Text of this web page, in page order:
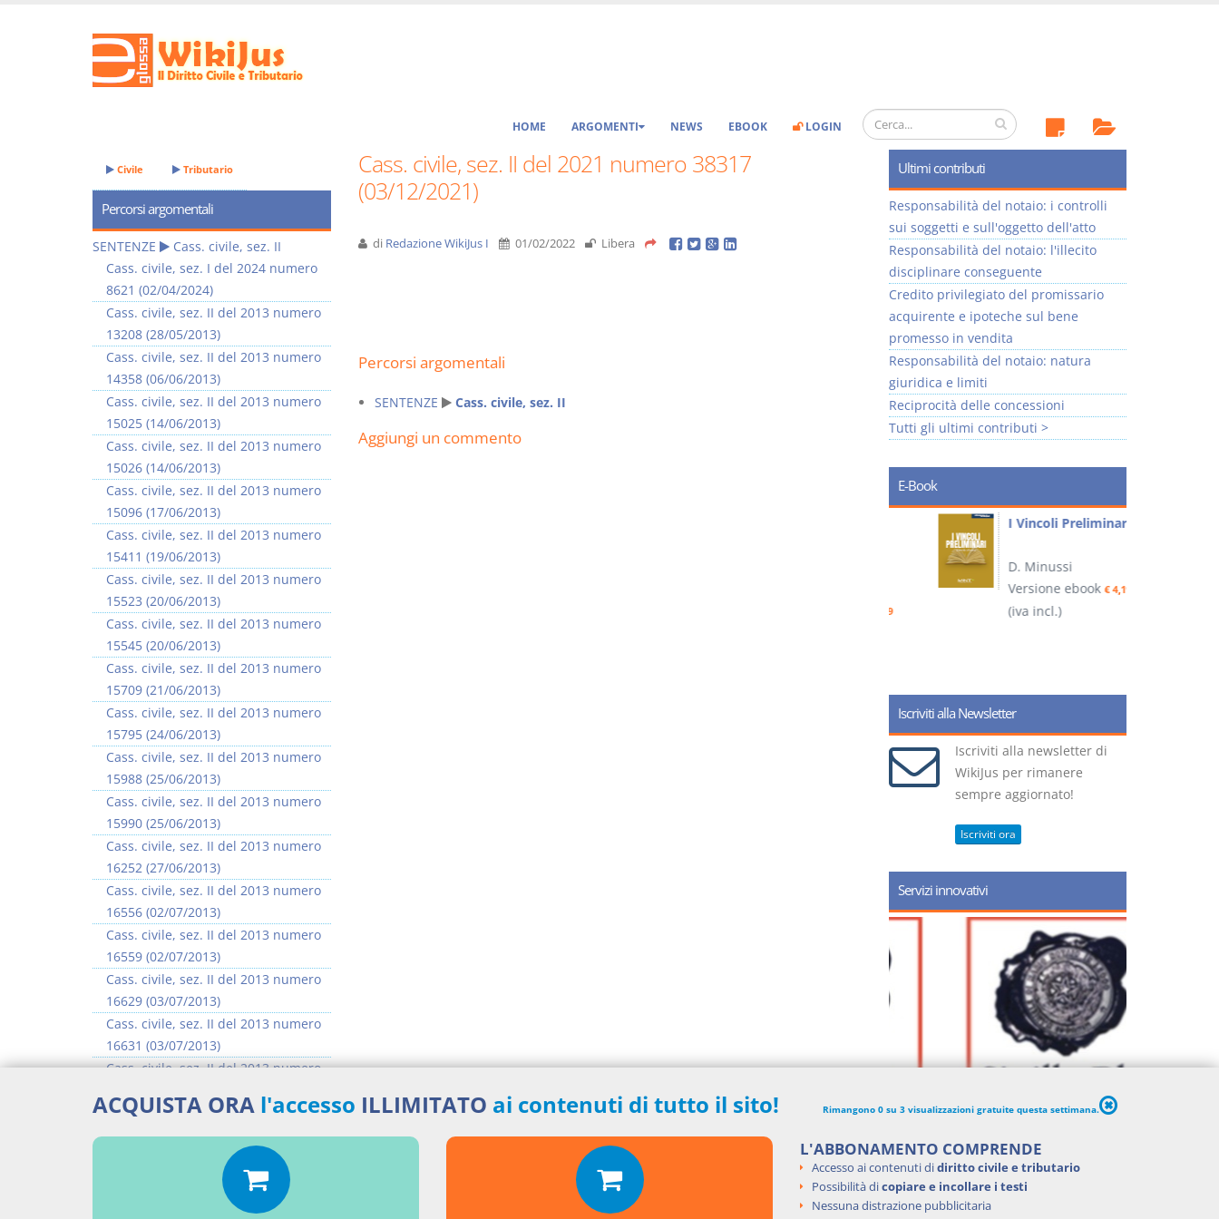
HOME ARGOMENTI NEWS EBOOK LOGIN
Cass. civile, sez. II del 2021 numero 38317
(03/12/2021)
di Redazione WikiJus I 01/02/2022 Libera
Percorsi argomentali
SENTENZE Cass. civile, sez. II
Aggiungi un commento
Civile Tributario
Percorsi argomentali
SENTENZE
Cass. civile, sez. II
Cass. civile, sez. I del 2024 numero
8621 (02/04/2024)
Cass. civile, sez. II del 2013 numero
13208 (28/05/2013)
Cass. civile, sez. II del 2013 numero
14358 (06/06/2013)
Cass. civile, sez. II del 2013 numero
15025 (14/06/2013)
Cass. civile, sez. II del 2013 numero
15026 (14/06/2013)
Cass. civile, sez. II del 2013 numero
15096 (17/06/2013)
Cass. civile, sez. II del 2013 numero
15411 (19/06/2013)
Cass. civile, sez. II del 2013 numero
15523 (20/06/2013)
Cass. civile, sez. II del 2013 numero
15545 (20/06/2013)
Cass. civile, sez. II del 2013 numero
15709 (21/06/2013)
Cass. civile, sez. II del 2013 numero
15795 (24/06/2013)
Cass. civile, sez. II del 2013 numero
15988 (25/06/2013)
Cass. civile, sez. II del 2013 numero
15990 (25/06/2013)
Cass. civile, sez. II del 2013 numero
16252 (27/06/2013)
Cass. civile, sez. II del 2013 numero
16556 (02/07/2013)
Cass. civile, sez. II del 2013 numero
16559 (02/07/2013)
Cass. civile, sez. II del 2013 numero
16629 (03/07/2013)
Cass. civile, sez. II del 2013 numero
16631 (03/07/2013)
Cass. civile, sez. II del 2013 numero
Cass. civile, sez. II del 2013 numero
16637 (03/07/2013)
>> Vai all'argomento completo
Ultimi contributi
Responsabilità del notaio: i controlli
sui soggetti e sull'oggetto dell'atto
Responsabilità del notaio: l'illecito
disciplinare conseguente
Credito privilegiato del promissario
acquirente e ipoteche sul bene
promesso in vendita
Responsabilità del notaio: natura
giuridica e limiti
Reciprocità delle concessioni
Tutti gli ultimi contributi >
E-Book
relazione giuridica
Versione ebook
I Singoli Contratti
D. Minussi
Versione ebook
(iva incl.)
I Vincoli Preliminari
D. Minussi
Versione ebook€ 4,19
(iva incl.)
Iscriviti alla Newsletter
Iscriviti alla newsletter di
WikiJus per rimanere
sempre aggiornato!
Iscriviti ora
Servizi innovativi
ACQUISTA ORA l'accesso ILLIMITATO ai contenuti di tutto il sito! Rimangono 0 su 3 visualizzazioni gratuite questa settimana.
L'ABBONAMENTO COMPRENDE
Accesso ai contenuti didiritto civile e tributario
Possibilità dicopiare e incollare i testi
Nessuna distrazione pubblicitaria